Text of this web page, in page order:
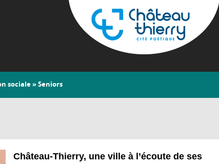
au
contenu
principal
Château-
Thierry
sociale» Seniors
Château-Thierry, une ville à l’écoute de ses